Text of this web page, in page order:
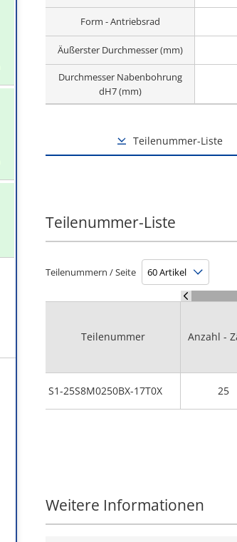
Form - Antriebsrad
Äußerster Durchmesser (mm)
Durchmesser Nabenbohrung
dH7 (mm)
Teilenummer-Liste
Teilenummer-Liste
Teilenummern / Seite
Teilenummer
S1-25S8M0250BX-17T0X
Anzahl -
25
Weitere Informationen